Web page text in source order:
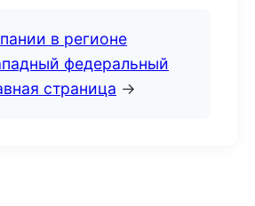
в регионе
федеральный
страница →